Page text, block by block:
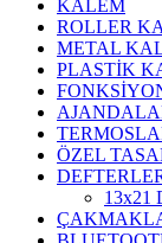
KALEM
ROLLER
METAL
PLASTİK
ÖZEL
13x21